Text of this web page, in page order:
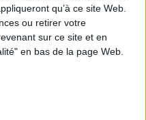
qu’à ce site Web.
ou retirer votre
sur ce site et en
en bas de la page Web.
©Electre 2026
Expédié sous 10 à 15 j.
AJOUTER AU PANIER